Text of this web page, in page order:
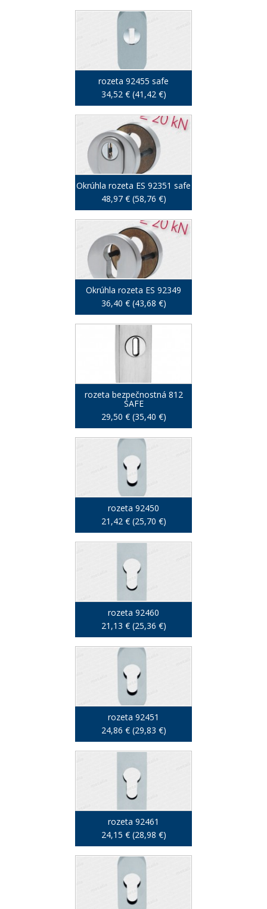
rozeta 92455 safe
34,52 € (41,42 €)
Okrúhla rozeta ES 92351 safe
48,97 € (58,76 €)
Okrúhla rozeta ES 92349
36,40 € (43,68 €)
rozeta bezpečnostná 812
SAFE
29,50 € (35,40 €)
rozeta 92450
21,42 € (25,70 €)
rozeta 92460
21,13 € (25,36 €)
rozeta 92451
24,86 € (29,83 €)
rozeta 92461
24,15 € (28,98 €)